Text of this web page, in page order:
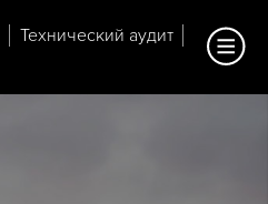
Технический аудит